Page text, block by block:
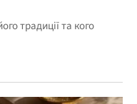
традиції та кого